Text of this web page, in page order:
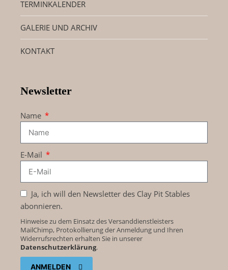
TERMINKALENDER
GALERIE UND ARCHIV
KONTAKT
Newsletter
Name
E-Mail
Ja, ich will den Newsletter des Clay Pit Stables
abonnieren.
Hinweise zu dem Einsatz des Versanddienstleisters
MailChimp, Protokollierung der Anmeldung und Ihren
Widerrufsrechten erhalten Sie in unserer
Datenschutzerklärung.
ANMELDEN